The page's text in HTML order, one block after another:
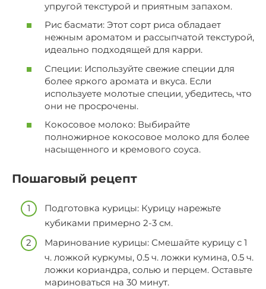
упругой текстурой и приятным запахом.
Рис басмати: Этот сорт риса обладает
нежным ароматом и рассыпчатой текстурой,
идеально подходящей для карри.
Специи: Используйте свежие специи для
более яркого аромата и вкуса. Если
используете молотые специи, убедитесь, что
они не просрочены.
Кокосовое молоко: Выбирайте
полножирное кокосовое молоко для более
насыщенного и кремового соуса.
Пошаговый рецепт
Подготовка курицы: Курицу нарежьте
кубиками примерно 2-3 см.
Маринование курицы: Смешайте курицу с 1
ч. ложкой куркумы, 0.5 ч. ложки кумина, 0.5 ч.
ложки кориандра, солью и перцем. Оставьте
мариноваться на 30 минут.